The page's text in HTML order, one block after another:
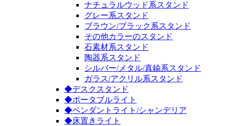
ナチュラルウッド系スタンド
グレー系スタンド
ブラウン/ブラック系スタンド
その他カラーのスタンド
石素材系スタンド
陶器系スタンド
シルバー/メタル/真鍮系スタンド
ガラス/アクリル系スタンド
◆デスクスタンド
◆ポータブルライト
◆ペンダントライト/シャンデリア
◆床置きライト